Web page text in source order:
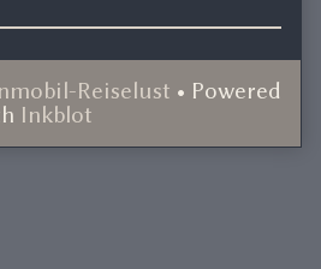
Reiselust • Powered
Inkblot